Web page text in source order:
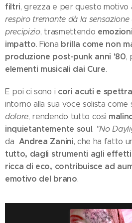
filtri, grezza e per questo motivo
respiro tremante dà la
precipizio, trasmettendo
impatto. Fiona brilla come non
produzione post-punk anni '80,
elementi musicali dai Cure.
E poi ci sono i cori acuti e
intorno alla sua voce solista
dolore, rendendo tutto così
inquietantemente soul. "No
da Andrea Zanini, che ha fatto
tutto, dagli strumenti agli
ricca di eco, contribuisce ad
emotivo del brano.